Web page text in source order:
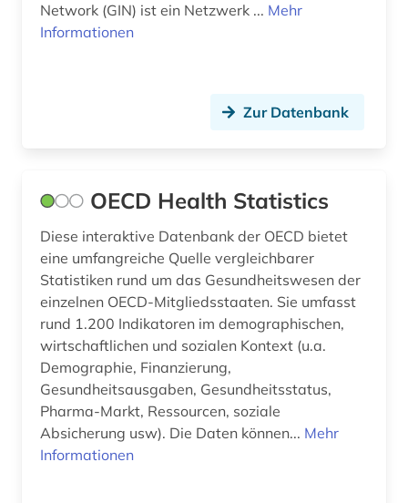
Network (GIN) ist ein Netzwerk ... Mehr
Informationen
Zur Datenbank
OECD Health Statistics
Diese interaktive Datenbank der OECD bietet
eine umfangreiche Quelle vergleichbarer
Statistiken rund um das Gesundheitswesen der
einzelnen OECD-Mitgliedsstaaten. Sie umfasst
rund 1.200 Indikatoren im demographischen,
wirtschaftlichen und sozialen Kontext (u.a.
Demographie, Finanzierung,
Gesundheitsausgaben, Gesundheitsstatus,
Pharma-Markt, Ressourcen, soziale
Absicherung usw). Die Daten können... Mehr
Informationen